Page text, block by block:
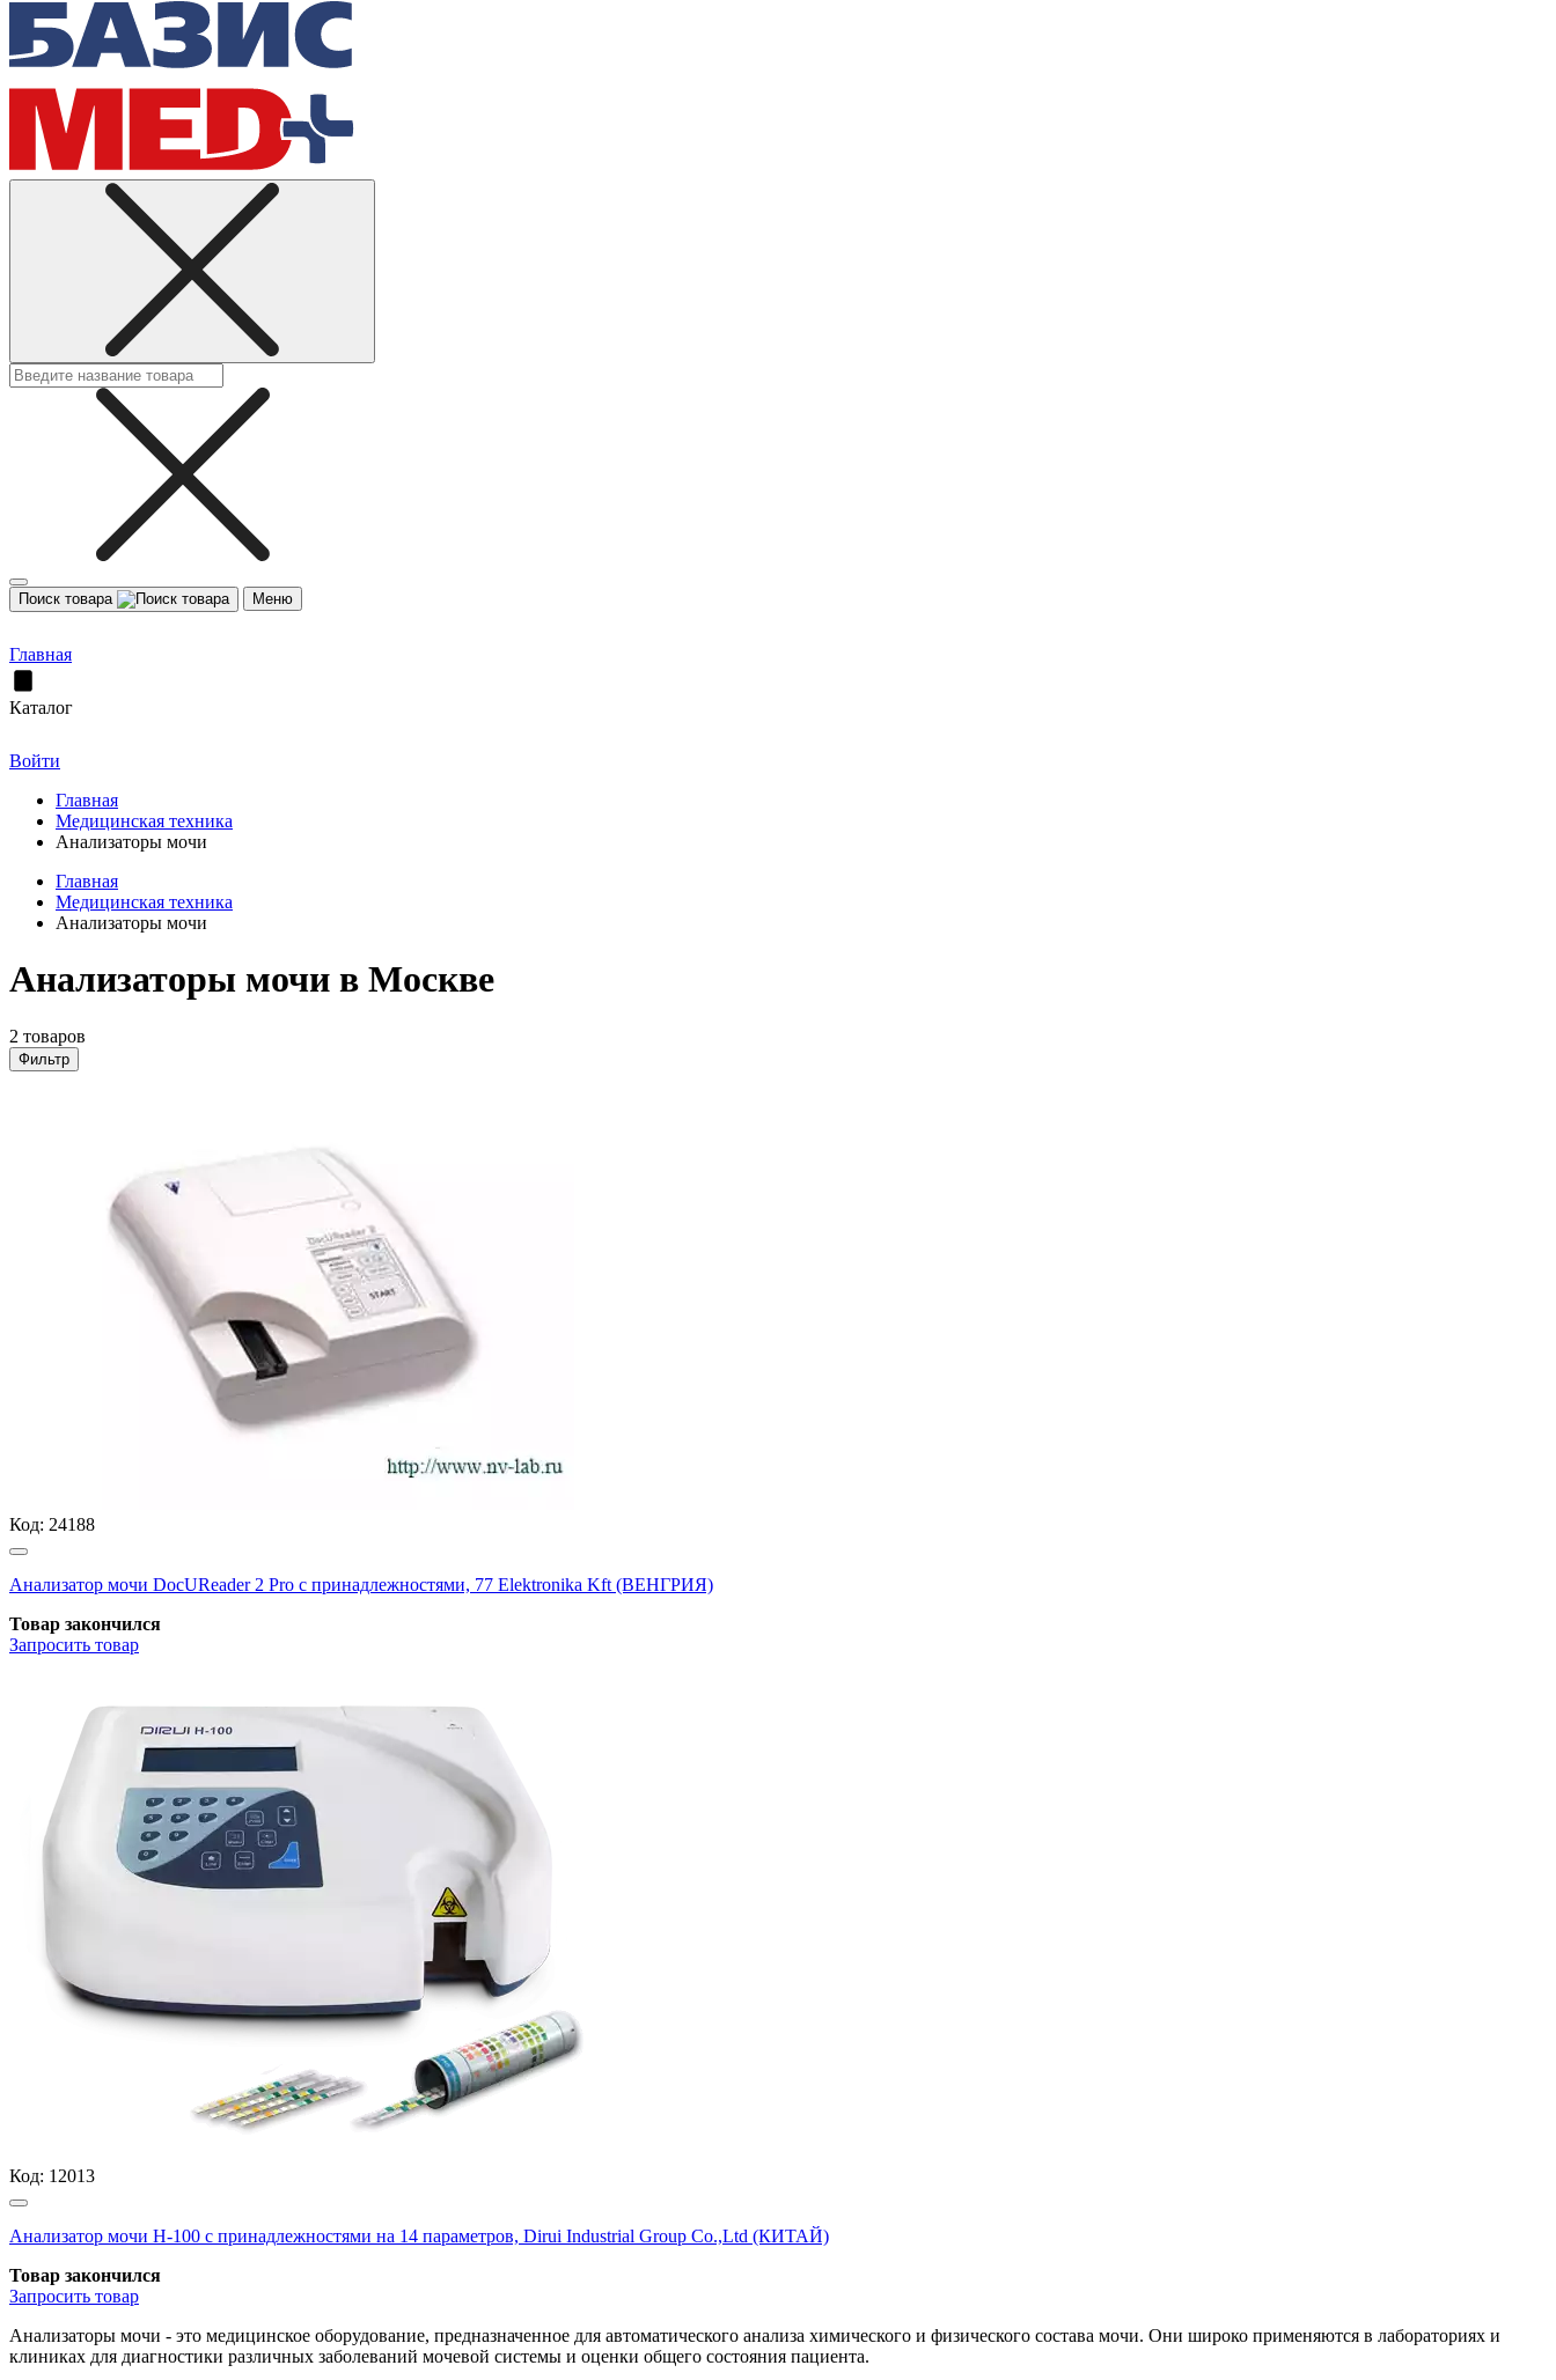
Поиск товара Меню
Главная
Каталог
Войти
Главная
Медицинская техника
Анализаторы мочи
Главная
Медицинская техника
Анализаторы мочи
Анализаторы мочи в Москве
2 товаров
Фильтр
Код: 24188
Анализатор мочи DocUReader 2 Pro с принадлежностями, 77 Elektronika Kft (ВЕНГРИЯ)
Товар закончился
Запросить товар
Код: 12013
Анализатор мочи Н-100 с принадлежностями на 14 параметров, Dirui Industrial Group Co.,Ltd (КИТАЙ)
Товар закончился
Запросить товар
Анализаторы мочи - это медицинское оборудование, предназначенное для автоматического анализа химического и физического состава мочи. Они широко применяются в лабораториях и
клиниках для диагностики различных заболеваний мочевой системы и оценки общего состояния пациента.